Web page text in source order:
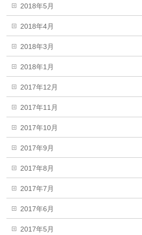
2018年5月
2018年4月
2018年3月
2018年1月
2017年12月
2017年11月
2017年10月
2017年9月
2017年8月
2017年7月
2017年6月
2017年5月